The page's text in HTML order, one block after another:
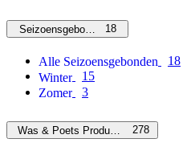
Seizoensgebonden18
Alle Seizoensgebonden
18
Winter
15
Zomer
3
Was & Poets Producten 278